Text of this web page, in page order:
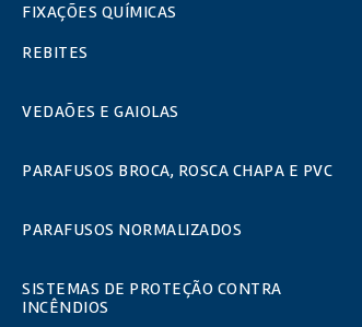
FIXAÇÕES QUÍMICAS
REBITES
VEDAÕES E GAIOLAS
PARAFUSOS BROCA, ROSCA CHAPA E PVC
PARAFUSOS NORMALIZADOS
SISTEMAS DE PROTEÇÃO CONTRA
INCÊNDIOS